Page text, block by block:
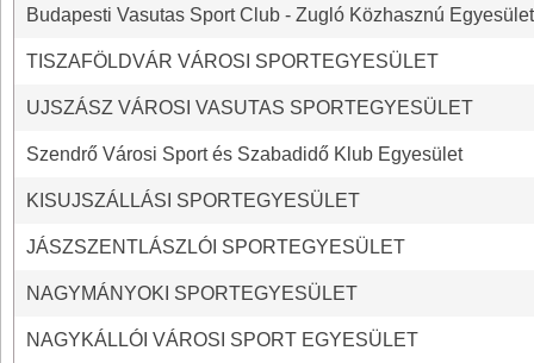
Budapesti Vasutas Sport Club - Zugló Közhasznú Egyesület
TISZAFÖLDVÁR VÁROSI SPORTEGYESÜLET
UJSZÁSZ VÁROSI VASUTAS SPORTEGYESÜLET
Szendrő Városi Sport és Szabadidő Klub Egyesület
KISUJSZÁLLÁSI SPORTEGYESÜLET
JÁSZSZENTLÁSZLÓI SPORTEGYESÜLET
NAGYMÁNYOKI SPORTEGYESÜLET
NAGYKÁLLÓI VÁROSI SPORT EGYESÜLET